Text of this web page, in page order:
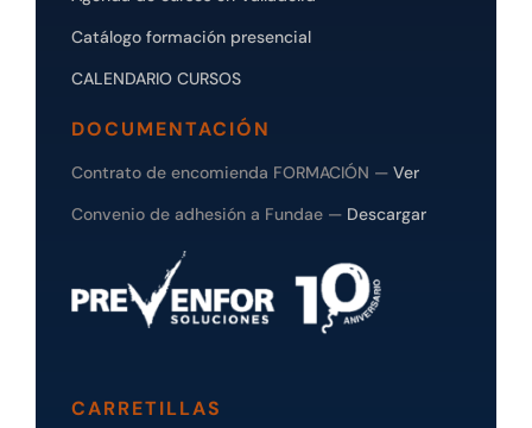
Catálogo formación presencial
CALENDARIO CURSOS
DOCUMENTACIÓN
Contrato de encomienda FORMACIÓN — Ver
Convenio de adhesión a Fundae — Descargar
CARRETILLAS